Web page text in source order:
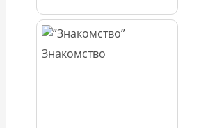
Знакомство